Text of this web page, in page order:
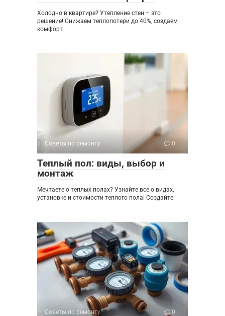
Холодно в квартире? Утепление стен – это
решение! Снижаем теплопотери до 40%, создаем
комфорт
Советы по ремонту 0
Теплый пол: виды, выбор и
монтаж
Мечтаете о теплых полах? Узнайте все о видах,
установке и стоимости теплого пола! Создайте
Советы по ремонту 0